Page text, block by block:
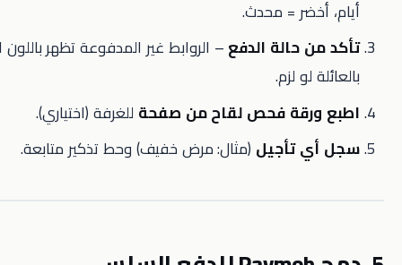
= محدث.
حالة الدفع– الروابط غير المدفوعة تظهر باللون الأحمر؛ اتصل
فحص لقاح من صفحةللغرفة (اختياري).
تأجيل(مثال: مرض خفيف) وحط تذكير متابعة.